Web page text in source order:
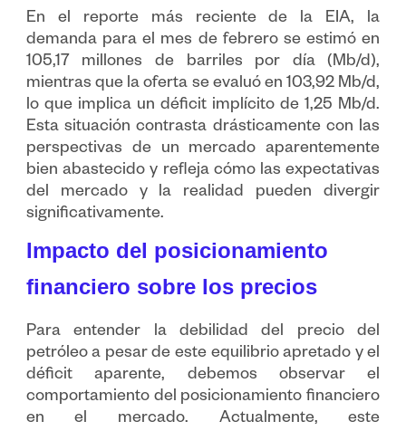
En el reporte más reciente de la EIA, la
demanda para el mes de febrero se estimó en
105,17 millones de barriles por día (Mb/d),
mientras que la oferta se evaluó en 103,92 Mb/d,
lo que implica un déficit implícito de 1,25 Mb/d.
Esta situación contrasta drásticamente con las
perspectivas de un mercado aparentemente
bien abastecido y refleja cómo las expectativas
del mercado y la realidad pueden divergir
significativamente.
Impacto del posicionamiento
financiero sobre los precios
Para entender la debilidad del precio del
petróleo a pesar de este equilibrio apretado y el
déficit aparente, debemos observar el
comportamiento del posicionamiento financiero
en el mercado. Actualmente, este